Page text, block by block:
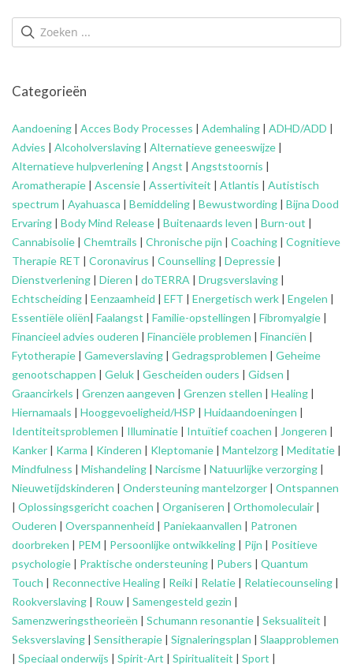
Categorieën
Aandoening | Acces Body Processes | Ademhaling | ADHD/ADD |
Advies | Alcoholverslaving | Alternatieve geneeswijze |
Alternatieve hulpverlening | Angst | Angststoornis |
Aromatherapie | Ascensie | Assertiviteit | Atlantis | Autistisch
spectrum | Ayahuasca | Bemiddeling | Bewustwording | Bijna Dood
Ervaring | Body Mind Release | Buitenaards leven | Burn-out |
Cannabisolie | Chemtrails | Chronische pijn | Coaching | Cognitieve
Therapie RET | Coronavirus | Counselling | Depressie |
Dienstverlening | Dieren | doTERRA | Drugsverslaving |
Echtscheiding | Eenzaamheid | EFT | Energetisch werk | Engelen |
Essentiële oliën| Faalangst | Familie-opstellingen | Fibromyalgie |
Financieel advies ouderen | Financiële problemen | Financiën |
Fytotherapie | Gameverslaving | Gedragsproblemen | Geheime
genootschappen | Geluk | Gescheiden ouders | Gidsen |
Graancirkels | Grenzen aangeven | Grenzen stellen | Healing |
Hiernamaals | Hooggevoeligheid/HSP | Huidaandoeningen |
Identiteitsproblemen | Illuminatie | Intuïtief coachen | Jongeren |
Kanker | Karma | Kinderen | Kleptomanie | Mantelzorg | Meditatie |
Mindfulness | Mishandeling | Narcisme | Natuurlijke verzorging |
Nieuwetijdskinderen | Ondersteuningmantelzorger | Ontspannen
| Oplossingsgericht coachen | Organiseren | Orthomoleculair |
Ouderen | Overspannenheid | Paniekaanvallen | Patronen
doorbreken | PEM | Persoonlijke ontwikkeling | Pijn | Positieve
psychologie | Praktische ondersteuning | Pubers | Quantum
Touch | Reconnective Healing | Reiki | Relatie | Relatiecounseling |
Rookverslaving | Rouw | Samengesteld gezin |
Samenzweringstheorieën | Schumann resonantie | Seksualiteit |
Seksverslaving | Sensitherapie | Signaleringsplan | Slaapproblemen
| Speciaal onderwijs | Spirit-Art | Spiritualiteit | Sport |